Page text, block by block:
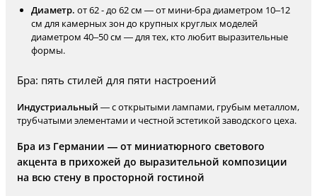
Диаметр. от 62 - до 62 см — от мини-бра диаметром 10–12
см для камерных зон до крупных круглых моделей
диаметром 40–50 см — для тех, кто любит выразительные
формы.
Бра: пять стилей для пяти настроений
Индустриальный — с открытыми лампами, грубым металлом,
трубчатыми элементами и честной эстетикой заводского цеха.
Бра из Германии — от миниатюрного светового
акцента в прихожей до выразительной композиции
на всю стену в просторной гостиной